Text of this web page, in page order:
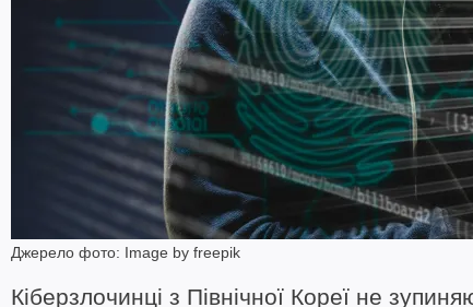
Джерело фото: Image by freepik
Кіберзлочинці з Північної Кореї не